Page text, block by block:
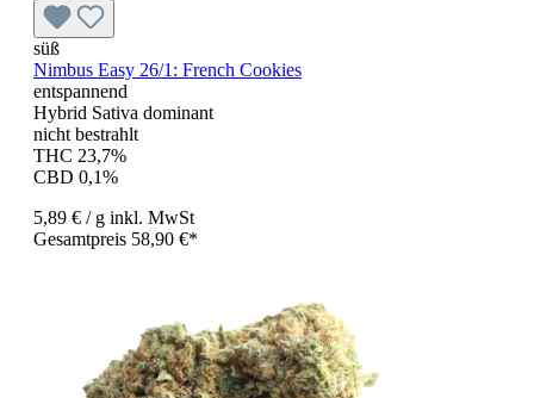
süß
Nimbus Easy 26/1: French Cookies
entspannend
Hybrid Sativa dominant
nicht bestrahlt
THC 23,7%
CBD 0,1%
5,89 € / g inkl. MwSt
Gesamtpreis 58,90 €*